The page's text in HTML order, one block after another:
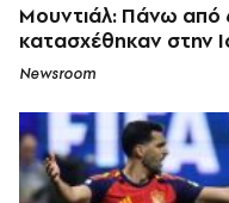
Μουντιάλ: Πάνω από
κατασχέθηκαν στην
Newsroom